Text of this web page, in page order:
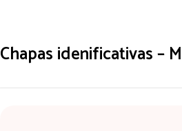
Chapas idenificativas –